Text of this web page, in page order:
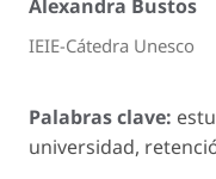
Alexandra Bustos
IEIE-Cátedra Unesco
Palabras clave:
universidad,